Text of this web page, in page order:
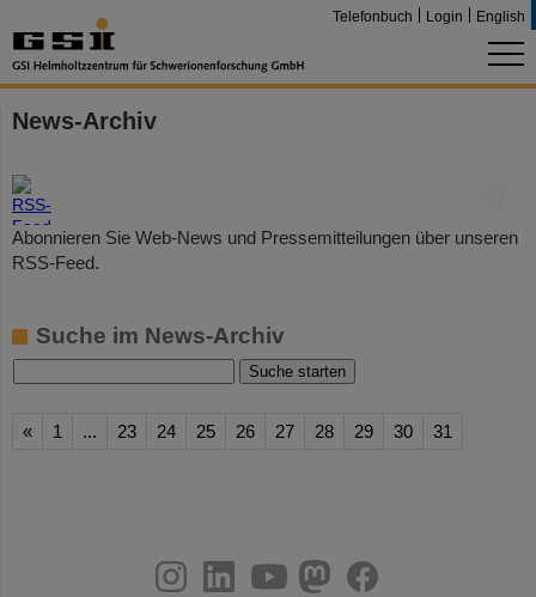
Telefonbuch Login English
News-Archiv
Abonnieren Sie Web-News und Pressemitteilungen über unseren
RSS-Feed.
Suche im News-Archiv
« 1 ... 23 24 25 26 27 28 29 30 31
youtube
helmholtz.social
facebook